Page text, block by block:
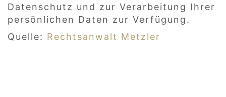
Datenschutz und zur Verarbeitung Ihrer
persönlichen Daten zur Verfügung.
Quelle: Rechtsanwalt Metzler